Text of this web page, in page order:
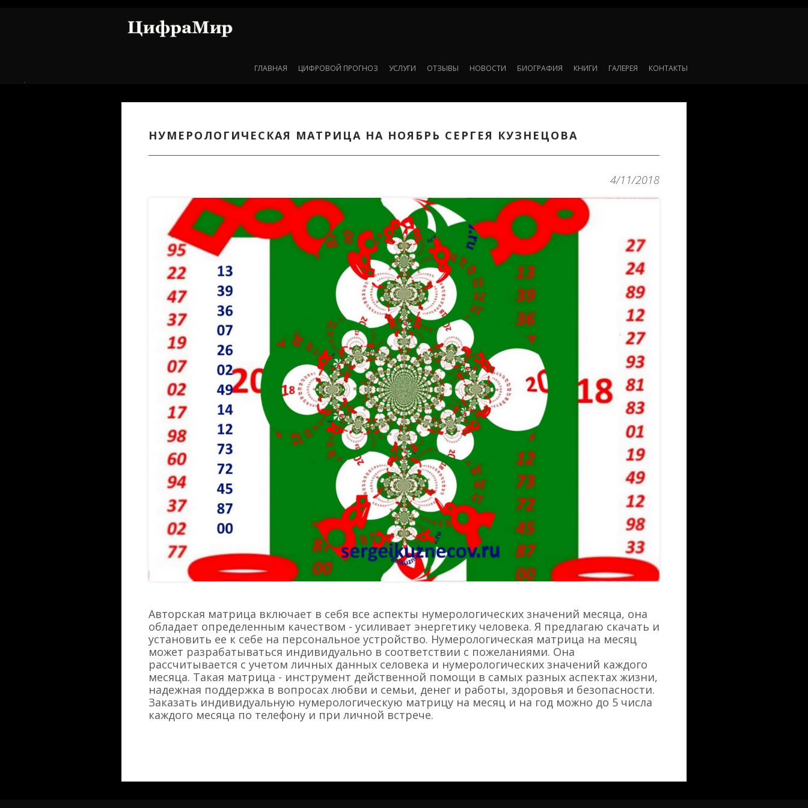
ГЛАВНАЯ ЦИФРОВОЙ ПРОГНОЗ УСЛУГИ ОТЗЫВЫ НОВОСТИ БИОГРАФИЯ КНИГИ ГАЛЕРЕЯ КОНТАКТЫ
.
НУМЕРОЛОГИЧЕСКАЯ МАТРИЦА НА НОЯБРЬ СЕРГЕЯ КУЗНЕЦОВА
4/11/2018
Авторская матрица включает в себя все аспекты нумерологических значений месяца, она
обладает определенным качеством - усиливает энергетику человека. Я предлагаю скачать и
установить ее к себе на персональное устройство. Нумерологическая матрица на месяц
может разрабатываться индивидуально в соответствии с пожеланиями. Она
рассчитывается с учетом личных данных селовека и нумерологических значений каждого
месяца. Такая матрица - инструмент действенной помощи в самых разных аспектах жизни,
надежная поддержка в вопросах любви и семьи, денег и работы, здоровья и безопасности.
Заказать индивидуальную нумерологическую матрицу на месяц и на год можно до 5 числа
каждого месяца по телефону и при личной встрече.